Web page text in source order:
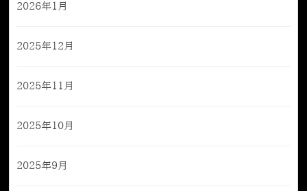
2026年1月
2025年12月
2025年11月
2025年10月
2025年9月